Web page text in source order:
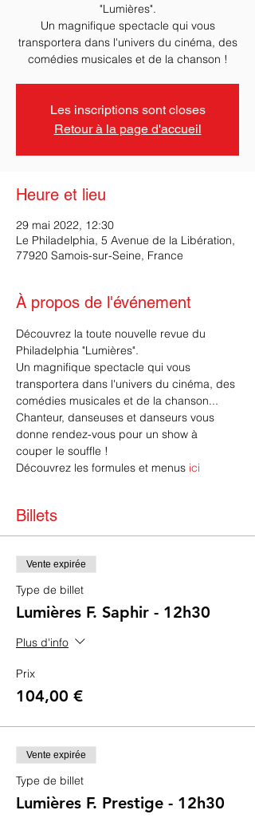
"Lumières".
Un magnifique spectacle qui vous
transportera dans l'univers du cinéma, des
comédies musicales et de la chanson !
Les inscriptions sont closes
Retour à la page d'accueil
Heure et lieu
29 mai 2022, 12:30
Le Philadelphia, 5 Avenue de la Libération,
77920 Samois-sur-Seine, France
À propos de l'événement
Découvrez la toute nouvelle revue du
Philadelphia "Lumières".
Un magnifique spectacle qui vous
transportera dans l'univers du cinéma, des
comédies musicales et de la chanson...
Chanteur, danseuses et danseurs vous
donne rendez-vous pour un show à
couper le souffle !
Découvrez les formules et menus ici
Billets
Vente expirée
Type de billet
Lumières F. Saphir - 12h30
Plus d'info
Prix
104,00 €
Vente expirée
Type de billet
Lumières F. Prestige - 12h30